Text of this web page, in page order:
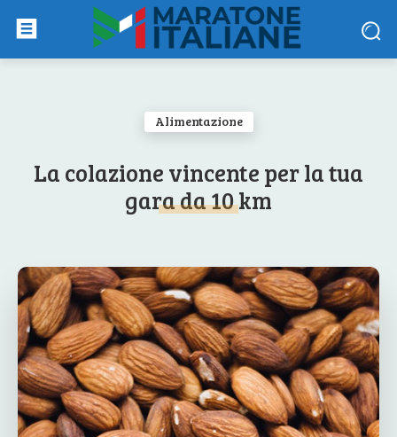
Alimentazione
La colazione vincente per la tua
gara da 10 km